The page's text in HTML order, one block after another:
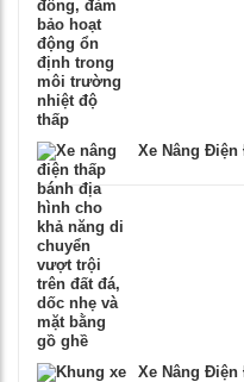
Xe Nâng Điện
Xe Nâng Điện